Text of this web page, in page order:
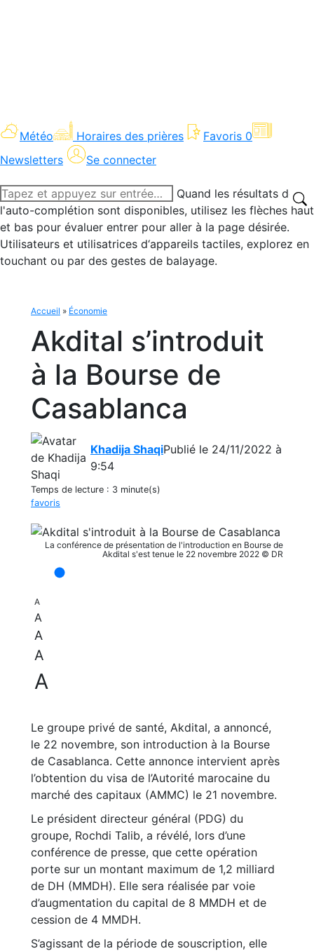
Météo Horaires des prières Favoris 0
Newsletters
Se connecter
Recherche
:
Quand les résultats de
l'auto-complétion sont disponibles, utilisez les flèches haut
et bas pour évaluer entrer pour aller à la page désirée.
Utilisateurs et utilisatrices d‘appareils tactiles, explorez en
touchant ou par des gestes de balayage.
Accueil » Économie
Akdital s’introduit
à la Bourse de
Casablanca
Khadija ShaqiPublié le 24/11/2022 à
9:54
Temps de lecture : 3 minute(s)
favoris
La conférence de présentation de l'introduction en Bourse de
Akdital s'est tenue le 22 novembre 2022 © DR
A
A
A
A
A
Le groupe privé de santé, Akdital, a annoncé,
le 22 novembre, son introduction à la Bourse
de Casablanca. Cette annonce intervient après
l’obtention du visa de l’Autorité marocaine du
marché des capitaux (AMMC) le 21 novembre.
Le président directeur général (PDG) du
groupe, Rochdi Talib, a révélé, lors d’une
conférence de presse, que cette opération
porte sur un montant maximum de 1,2 milliard
de DH (MMDH). Elle sera réalisée par voie
d’augmentation du capital de 8 MMDH et de
cession de 4 MMDH.
S’agissant de la période de souscription, elle